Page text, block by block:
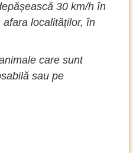
30 km/h în
localităților, în
care sunt
sau pe